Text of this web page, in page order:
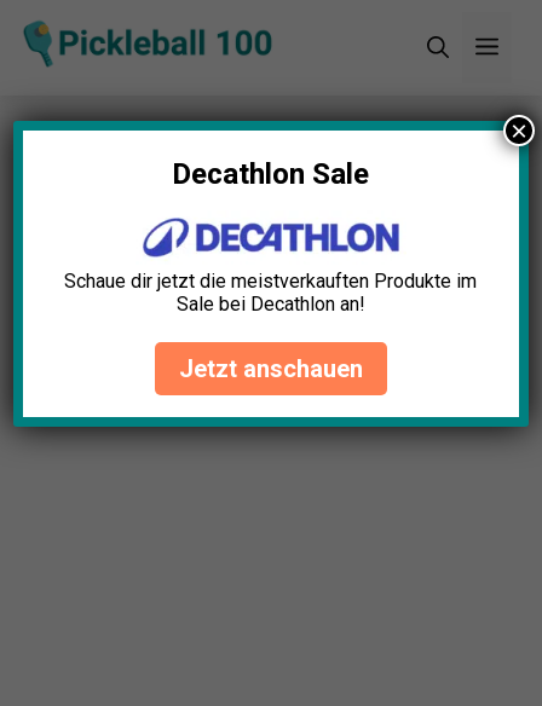
Zum
Inhalt
Startseite»Blog»Pickleball
Ballgeschwindigkeitsmesser Test: Die 5 besten
Decathlon Sale
Schaue dir jetzt die meistverkauften Produkte im
Sale bei Decathlon an!
Jetzt anschauen
×